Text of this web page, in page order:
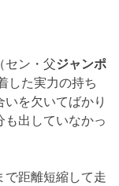
（セン・父ジャンポ
した実力の持ち
いを欠いてばかり
出していなかっ
で距離短縮して走